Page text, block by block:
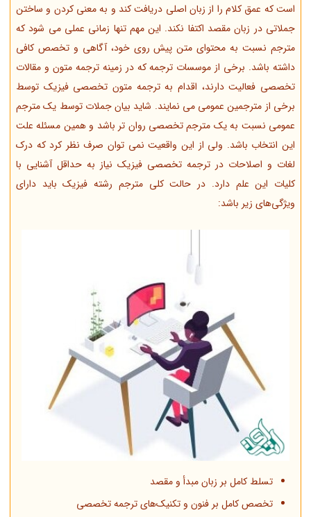
است که عمق کلام را از زبان اصلی دریافت کند و به معنی کردن و ساختن
جملاتی در زبان مقصد اکتفا نکند. این مهم تنها زمانی عملی می شود که
مترجم نسبت به محتوای متن پیش روی خود، آگاهی و تخصص کافی
داشته باشد. برخی از موسسات ترجمه که در زمینه ترجمه متون و مقالات
تخصصی فعالیت دارند، اقدام به ترجمه متون تخصصی فیزیک توسط
برخی از مترجمین عمومی می نمایند. شاید بیان جملات توسط یک مترجم
عمومی نسبت به یک مترجم تخصصی روان تر باشد و همین مسئله علت
این انتخاب باشد. ولی از این واقعیت نمی توان صرف نظر کرد که درک
لغات و اصلاحات در ترجمه تخصصی فیزیک نیاز به حداقل آشنایی با
کلیات این علم دارد. در حالت کلی مترجم رشته فیزیک باید دارای
ویژگی‌های زیر باشد:
تسلط کامل بر زبان مبدأ و مقصد
تخصص کامل بر فنون و تکنیک‌های ترجمه تخصصی